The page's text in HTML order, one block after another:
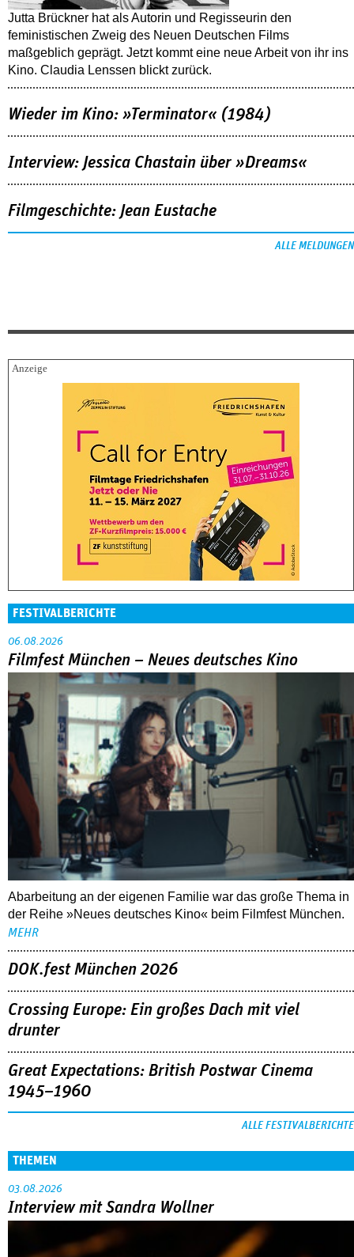
Jutta Brückner hat als Autorin und Regisseurin den
feministischen Zweig des Neuen Deutschen Films
maßgeblich geprägt. Jetzt kommt eine neue Arbeit von ihr ins
Kino. Claudia Lenssen blickt zurück.
Wieder im Kino: »Terminator« (1984)
Interview: Jessica Chastain über »Dreams«
Filmgeschichte: Jean Eustache
ALLE MELDUNGEN
FESTIVALBERICHTE
06.08.2026
Filmfest München – Neues deutsches Kino
Abarbeitung an der eigenen Familie war das große Thema in
der Reihe »Neues deutsches Kino« beim Filmfest München.
MEHR
DOK.fest München 2026
Crossing Europe: Ein großes Dach mit viel
drunter
Great Expectations: British Postwar Cinema
1945–1960
ALLE FESTIVALBERICHTE
THEMEN
03.08.2026
Interview mit Sandra Wollner